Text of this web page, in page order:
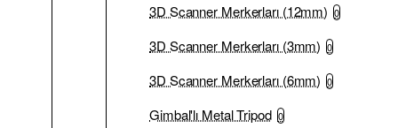
3D Scanner Merkerları (12mm) 0
3D Scanner Merkerları (3mm) 0
3D Scanner Merkerları (6mm) 0
Gimbal'lı Metal Tripod 0